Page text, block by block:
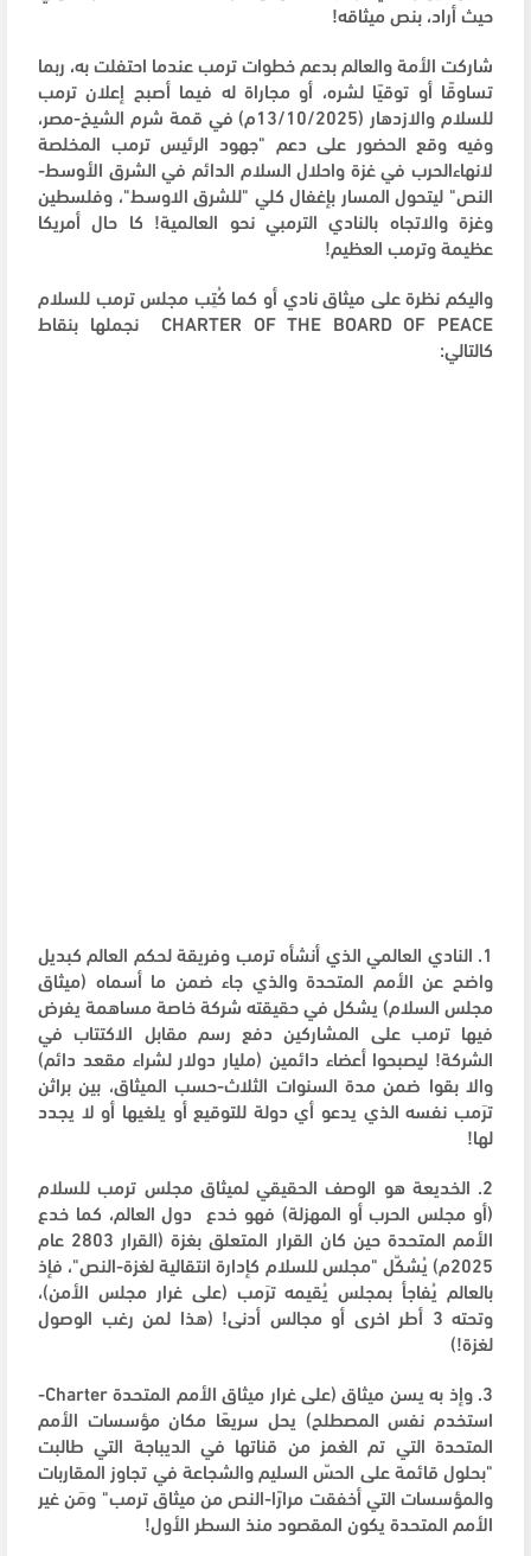
حيث أراد، بنص ميثاقه!
شاركت الأمة والعالم بدعم خطوات ترمب عندما احتفلت به، ربما
تساوقًا أو توقيًا لشره، أو مجاراة له فيما أصبح إعلان ترمب
للسلام والازدهار (13/10/2025م) في قمة شرم الشيخ-مصر،
وفيه وقع الحضور على دعم "جهود الرئيس ترمب المخلصة
لانهاءالحرب في غزة واحلال السلام الدائم في الشرق الأوسط-
النص" ليتحول المسار بإغفال كلي "للشرق الاوسط"، وفلسطين
وغزة والاتجاه بالنادي الترمبي نحو العالمية! كا حال أمريكا
عظيمة وترمب العظيم!
واليكم نظرة على ميثاق نادي أو كما كُتِب مجلس ترمب للسلام
CHARTER OF THE BOARD OF PEACE نجملها بنقاط
كالتالي:
1. النادي العالمي الذي أنشأه ترمب وفريقة لحكم العالم كبديل
واضح عن الأمم المتحدة والذي جاء ضمن ما أسماه (ميثاق
مجلس السلام) يشكل في حقيقته شركة خاصة مساهمة يفرض
فيها ترمب على المشاركين دفع رسم مقابل الاكتتاب في
الشركة! ليصبحوا أعضاء دائمين (مليار دولار لشراء مقعد دائم)
والا بقوا ضمن مدة السنوات الثلاث-حسب الميثاق، بين براثن
ترَمب نفسه الذي يدعو أي دولة للتوقيع أو يلغيها أو لا يجدد
لها!
2. الخديعة هو الوصف الحقيقي لميثاق مجلس ترمب للسلام
(أو مجلس الحرب أو المهزلة) فهو خدع دول العالم، كما خدع
الأمم المتحدة حين كان القرار المتعلق بغزة (القرار 2803 عام
2025م) يُشكّل "مجلس للسلام كإدارة انتقالية لغزة-النص"، فإذ
بالعالم يُفاجأ بمجلس يُقيمه ترَمب (على غرار مجلس الأمن)،
وتحته 3 أطر اخرى أو مجالس أدنى! (هذا لمن رغب الوصول
لغزة!)
3. وإذ به يسن ميثاق (على غرار ميثاق الأمم المتحدة Charter-
استخدم نفس المصطلح) يحل سريعًا مكان مؤسسات الأمم
المتحدة التي تم الغمز من قناتها في الديباجة التي طالبت
"بحلول قائمة على الحسّ السليم والشجاعة في تجاوز المقاربات
والمؤسسات التي أخفقت مرارًا-النص من ميثاق ترمب" ومَن غير
الأمم المتحدة يكون المقصود منذ السطر الأول!